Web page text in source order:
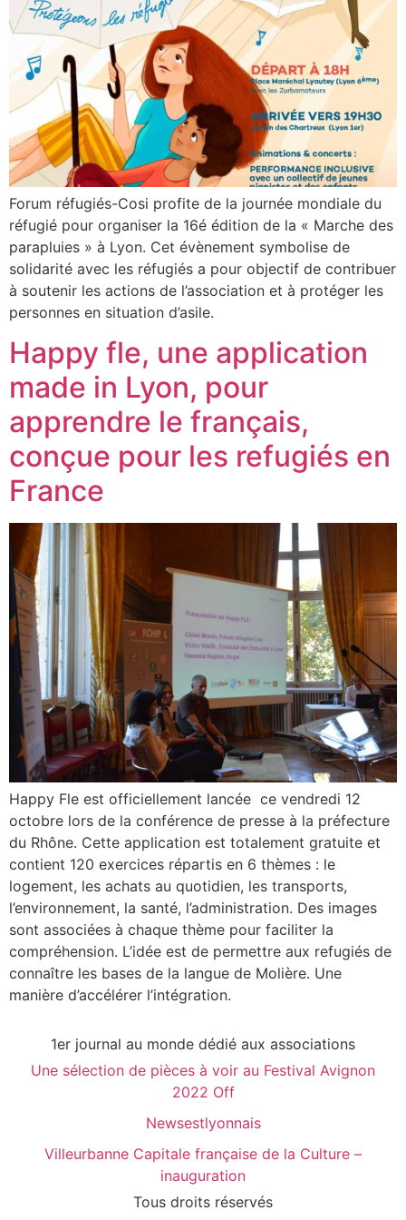
Forum réfugiés-Cosi profite de la journée mondiale du
réfugié pour organiser la 16é édition de la « Marche des
parapluies » à Lyon. Cet évènement symbolise de
solidarité avec les réfugiés a pour objectif de contribuer
à soutenir les actions de l’association et à protéger les
personnes en situation d’asile.
Happy fle, une application
made in Lyon, pour
apprendre le français,
conçue pour les refugiés en
France
Happy Fle est officiellement lancée ce vendredi 12
octobre lors de la conférence de presse à la préfecture
du Rhône. Cette application est totalement gratuite et
contient 120 exercices répartis en 6 thèmes : le
logement, les achats au quotidien, les transports,
l’environnement, la santé, l’administration. Des images
sont associées à chaque thème pour faciliter la
compréhension. L’idée est de permettre aux refugiés de
connaître les bases de la langue de Molière. Une
manière d’accélérer l’intégration.
1er journal au monde dédié aux associations
Une sélection de pièces à voir au Festival Avignon
2022 Off
Newsestlyonnais
Villeurbanne Capitale française de la Culture –
inauguration
Tous droits réservés